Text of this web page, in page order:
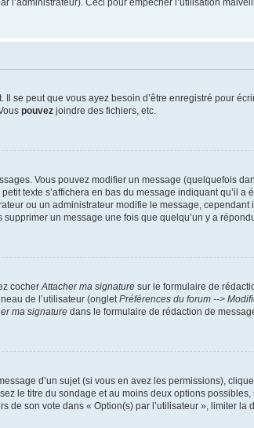
se peut que vous ayez besoin d’être enregistré pour
pouvez joindre des fichiers, etc.
Vous pouvez modifier un message (quelquefois
texte s’affichera en bas du message indiquant qu’il a
ou un administrateur modifie le message,
un message une fois que quelqu’un y a
cocher Attacher ma signature sur le formulaire de
de l’utilisateur (onglet Préférences du forum -->
ma signature dans le formulaire de rédaction de
d’un sujet (si vous en avez les permissions),
le titre du sondage et au moins deux options
son vote dans « Option(s) par l’utilisateur », limiter